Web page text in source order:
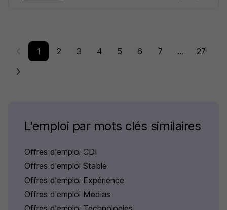
1 2 3 4 5 6 7 ... 27
L'emploi par mots clés similaires
Offres d'emploi CDI
Offres d'emploi Stable
Offres d'emploi Expérience
Offres d'emploi Medias